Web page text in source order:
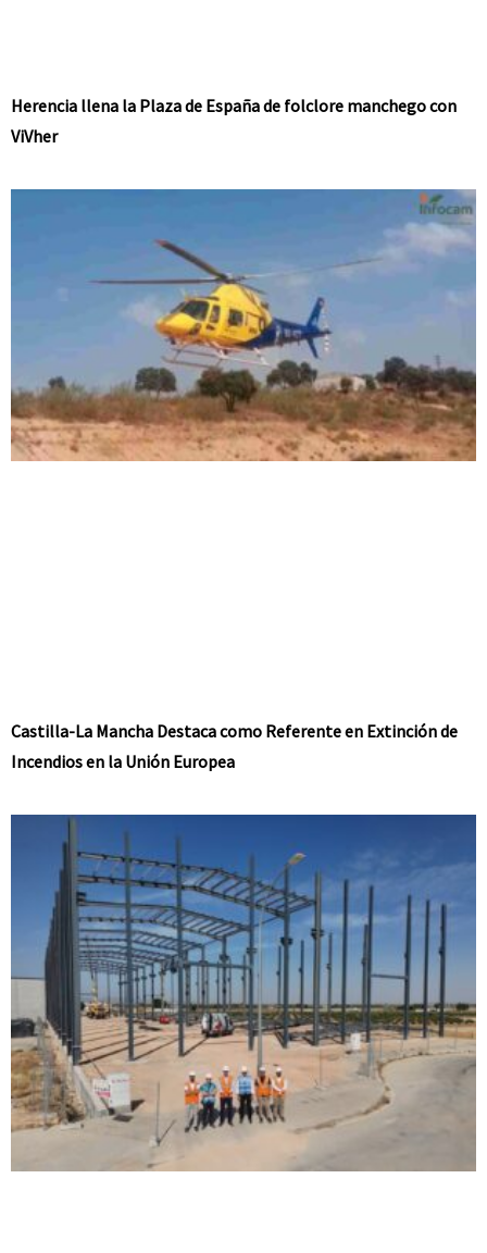
Herencia llena la Plaza de España de folclore manchego con
ViVher
Castilla-La Mancha Destaca como Referente en Extinción de
Incendios en la Unión Europea